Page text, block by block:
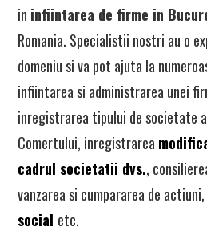
in infiintarea de firme in
Romania. Specialistii nostri au o
domeniu si va pot ajuta la
infiintarea si administrarea unei
inregistrarea tipului de societate
Comertului, inregistrarea
cadrul societatii dvs.,
vanzarea si cumpararea de actiuni,
social etc.